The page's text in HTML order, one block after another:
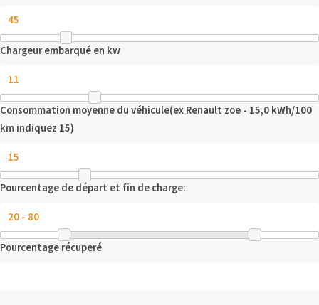
Chargeur embarqué en kw
Consommation moyenne du véhicule(ex Renault zoe - 15,0 kWh/100
km indiquez 15)
Pourcentage de départ et fin de charge:
Pourcentage récuperé